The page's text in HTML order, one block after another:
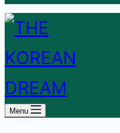
Menu